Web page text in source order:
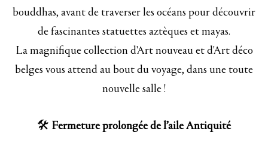
bouddhas, avant de traverser les océans pour découvrir
de fascinantes statuettes aztèques et mayas.
La magnifique collection d'Art nouveau et d'Art déco
belges vous attend au bout du voyage, dans une toute
nouvelle salle !
🛠️ Fermeture prolongée de l’aile Antiquité